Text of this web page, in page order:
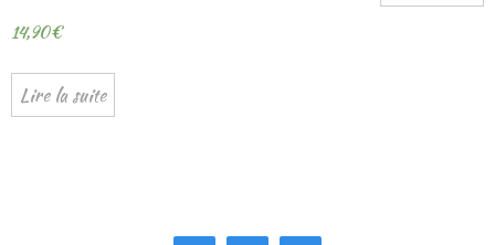
14,90€
Lire la suite